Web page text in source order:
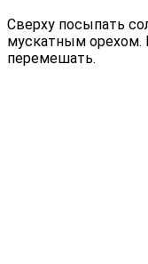
Сверху посыпать
мускатным
перемешать.